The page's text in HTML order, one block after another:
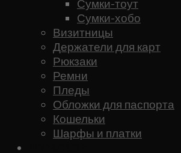
Сумки-тоут
Сумки-хобо
Визитницы
Держатели для карт
Рюкзаки
Ремни
Пледы
Обложки для паспорта
Кошельки
Шарфы и платки